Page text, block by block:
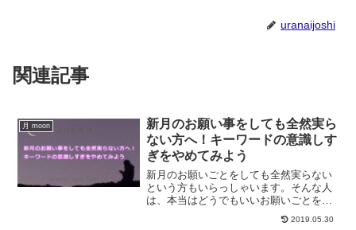
uranaijoshi
関連記事
月 moon
新月のお願い事をしても全然実ら
ない方へ！キーワードの意識しす
ぎをやめてみよう
新月のお願いごとをしても全然実らない
という方もいらっしゃいます。そんな人
は、本当はどうでもいいお願いごとをし
てしまってる可能性があります。キーワ
ードの意識しすぎをやめることで、新月
2019.05.30